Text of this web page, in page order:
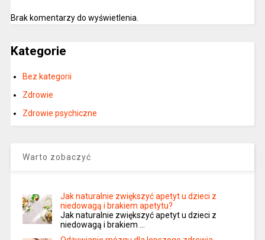
Brak komentarzy do wyświetlenia.
Kategorie
Bez kategorii
Zdrowie
Zdrowie psychiczne
Warto zobaczyć
Jak naturalnie zwiększyć apetyt u dzieci z
niedowagą i brakiem apetytu?
Jak naturalnie zwiększyć apetyt u dzieci z
niedowagą i brakiem …